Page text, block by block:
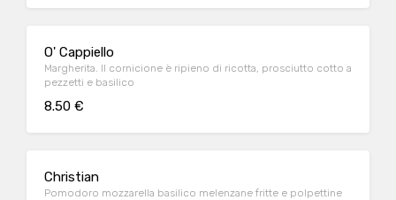
O' Cappiello
Margherita. Il cornicione è ripieno di ricotta, prosciutto cotto a
pezzetti e basilico
8.50 €
Christian
Pomodoro mozzarella basilico melenzane fritte e polpettine